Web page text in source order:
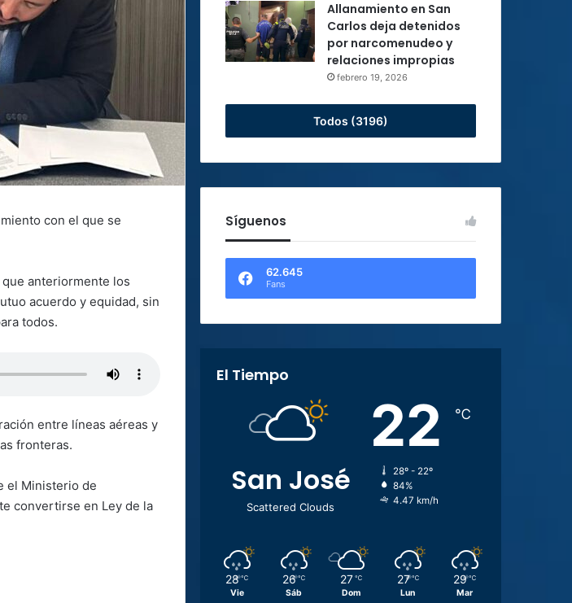
con el que se
anteriormente los
acuerdo y equidad, sin
todos.
entre líneas aéreas y
fronteras.
el Ministerio de
convertirse en Ley de la
Allanamiento en San
Carlos deja detenidos
por narcomenudeo y
relaciones impropias
febrero 19, 2026
Todos (3196)
Síguenos
62.645
Fans
El Tiempo
San José
Scattered Clouds
22 ℃
28º - 22º
84%
4.47 km/h
28 ℃
Vie
26 ℃
Sáb
27 ℃
Dom
27 ℃
Lun
29 ℃
Mar